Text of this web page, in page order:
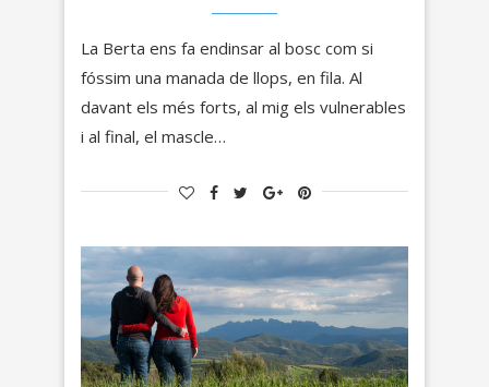
La Berta ens fa endinsar al bosc com si
fóssim una manada de llops, en fila. Al
davant els més forts, al mig els vulnerables
i al final, el mascle…